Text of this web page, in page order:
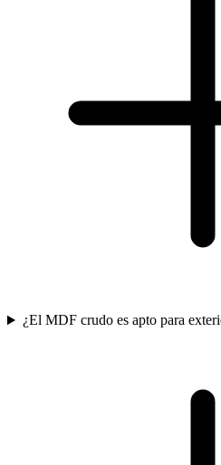
¿El MDF crudo es apto para